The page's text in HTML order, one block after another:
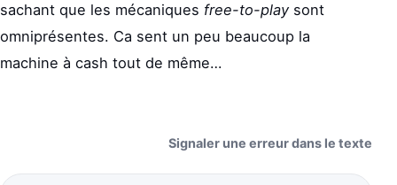
sachant que les mécaniques free-to-playsont
omniprésentes. Ca sent un peu beaucoup la
machine à cash tout de même…
Signaler une erreur dans le texte